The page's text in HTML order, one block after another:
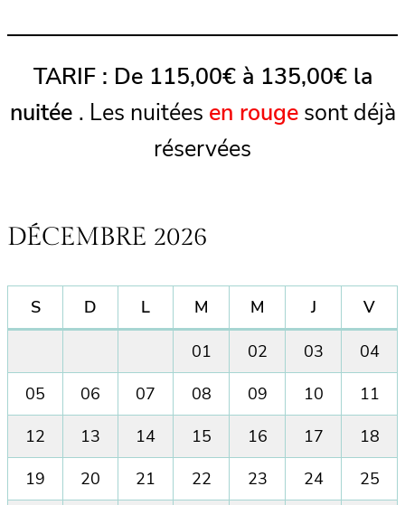
TARIF : De 115,00€ à 135,00€ la
nuitée . Les nuitées en rougesont déjà
réservées
DÉCEMBRE 2026
S D L M M J V
01 02 03
04
05
06 07 08 09 10
11
12
13 14 15 16 17
18
19
20 21 22 23 24
25